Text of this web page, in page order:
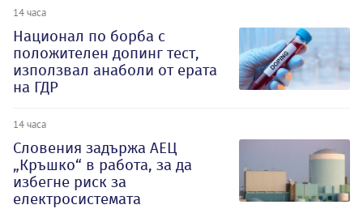
14 часа
Национал по борба с
положителен допинг тест,
използвал анаболи от ерата
на ГДР
14 часа
Словения задържа АЕЦ
„Кръшко“ в работа, за да
избегне риск за
електросистемата